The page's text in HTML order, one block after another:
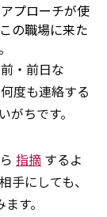
プローチが使
の職場に来た
・前日な
度も連絡する
ちです。
指摘 するよ
手にしても、
す。